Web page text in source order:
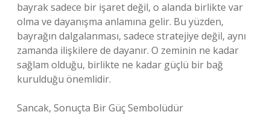
bayrak sadece bir işaret değil, o alanda birlikte var
olma ve dayanışma anlamına gelir. Bu yüzden,
bayrağın dalgalanması, sadece stratejiye değil, aynı
zamanda ilişkilere de dayanır. O zeminin ne kadar
sağlam olduğu, birlikte ne kadar güçlü bir bağ
kurulduğu önemlidir.
Sancak, Sonuçta Bir Güç Sembolüdür